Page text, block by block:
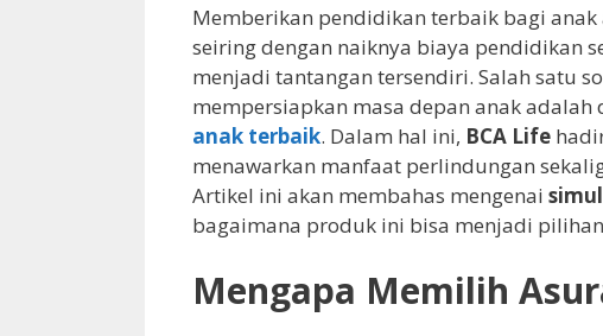
Memberikan pendidikan terbaik bagi
seiring dengan naiknya biaya pendidikan
menjadi tantangan tersendiri. Salah satu
mempersiapkan masa depan anak adalah
anak terbaik. Dalam hal ini, BCA Life
menawarkan manfaat perlindungan
Artikel ini akan membahas mengenai
bagaimana produk ini bisa menjadi
Mengapa Memilih